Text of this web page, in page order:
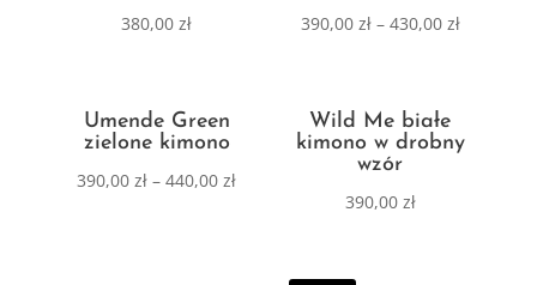
380,00zł
390,00 zł– 430,00 zł
Umende Green
zielone kimono
390,00zł –440,00zł
Wild Me białe
kimono w drobny
wzór
390,00 zł